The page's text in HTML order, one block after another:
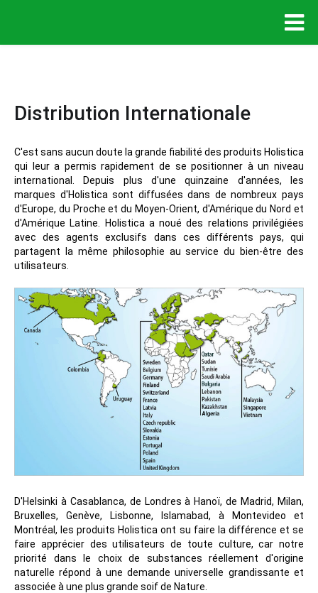
Distribution Internationale
C'est sans aucun doute la grande fiabilité des produits Holistica
qui leur a permis rapidement de se positionner à un niveau
international. Depuis plus d'une quinzaine d'années, les
marques d'Holistica sont diffusées dans de nombreux pays
d'Europe, du Proche et du Moyen-Orient, d'Amérique du Nord et
d'Amérique Latine. Holistica a noué des relations privilégiées
avec des agents exclusifs dans ces différents pays, qui
partagent la même philosophie au service du bien-être des
utilisateurs.
D'Helsinki à Casablanca, de Londres à Hanoï, de Madrid, Milan,
Bruxelles, Genève, Lisbonne, Islamabad, à Montevideo et
Montréal, les produits Holistica ont su faire la différence et se
faire apprécier des utilisateurs de toute culture, car notre
priorité dans le choix de substances réellement d'origine
naturelle répond à une demande universelle grandissante et
associée à une plus grande soif de Nature.